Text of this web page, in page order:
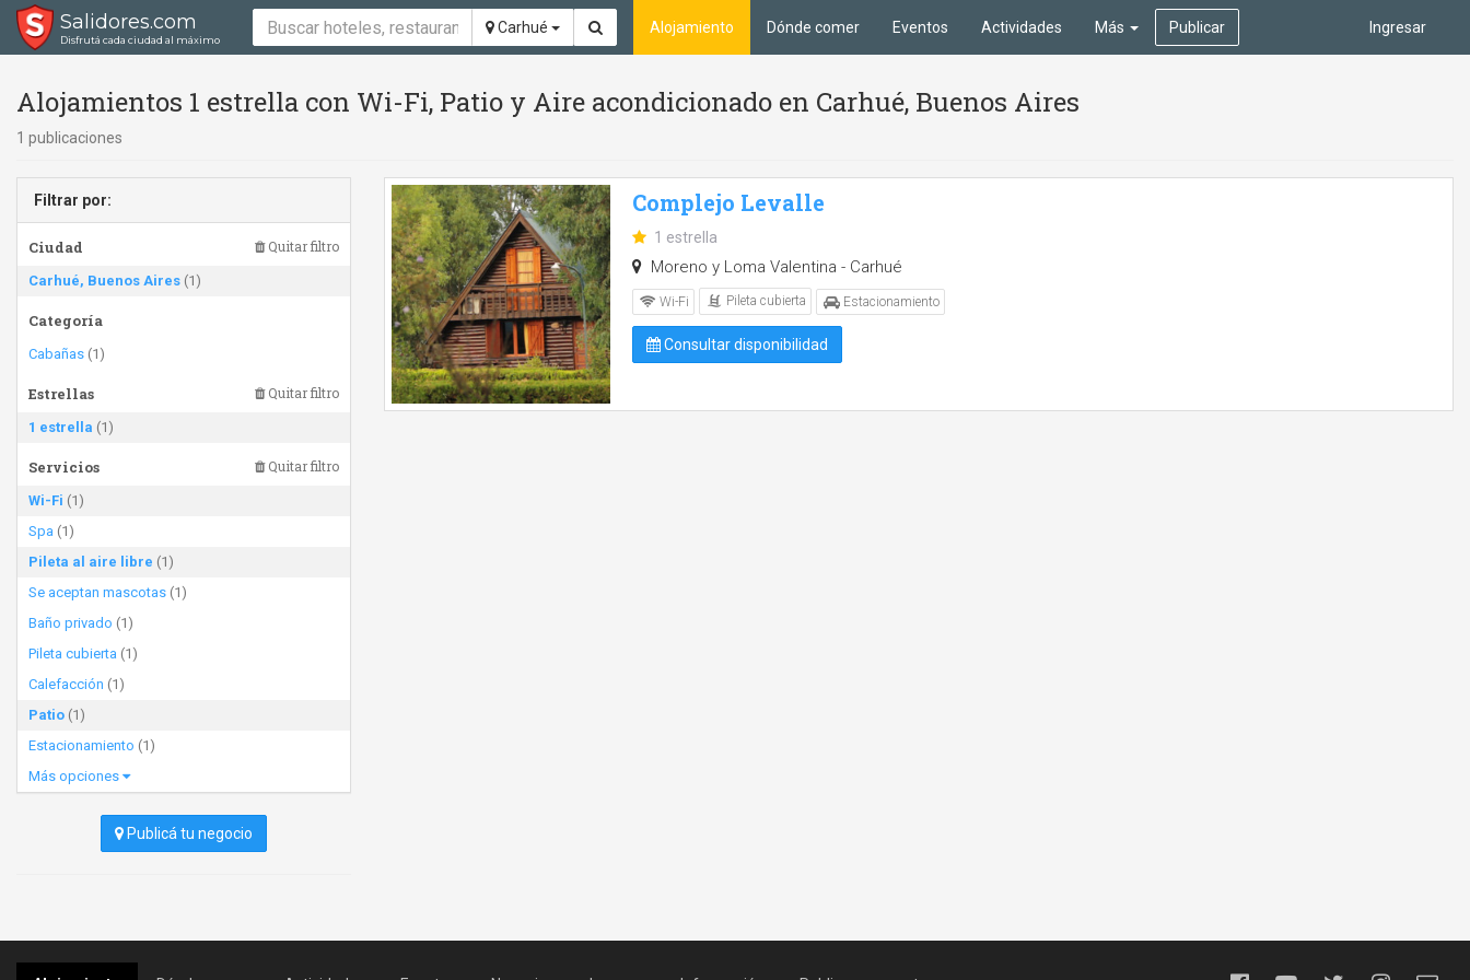
Salidores.com
Disfrutá cada ciudad al máximo
Carhué Ingresar
Alojamiento Dónde comer Eventos Actividades Más Publicar
Alojamientos 1 estrella con Wi-Fi, Patio y Aire acondicionado en Carhué, Buenos Aires
1 publicaciones
Filtrar por:
Ciudad Quitar filtro
Carhué, Buenos Aires (1)
Categoría
Cabañas (1)
Estrellas Quitar filtro
1 estrella (1)
Servicios Quitar filtro
Wi-Fi (1)
Spa (1)
Pileta al aire libre (1)
Se aceptan mascotas (1)
Baño privado (1)
Pileta cubierta (1)
Calefacción (1)
Patio (1)
Estacionamiento (1)
Más opciones
Publicá tu negocio
Complejo Levalle
1 estrella
Moreno y Loma Valentina - Carhué
Wi-Fi Pileta cubierta Estacionamiento
Consultar disponibilidad